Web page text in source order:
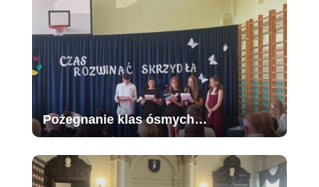
Pożegnanie klas ósmych…